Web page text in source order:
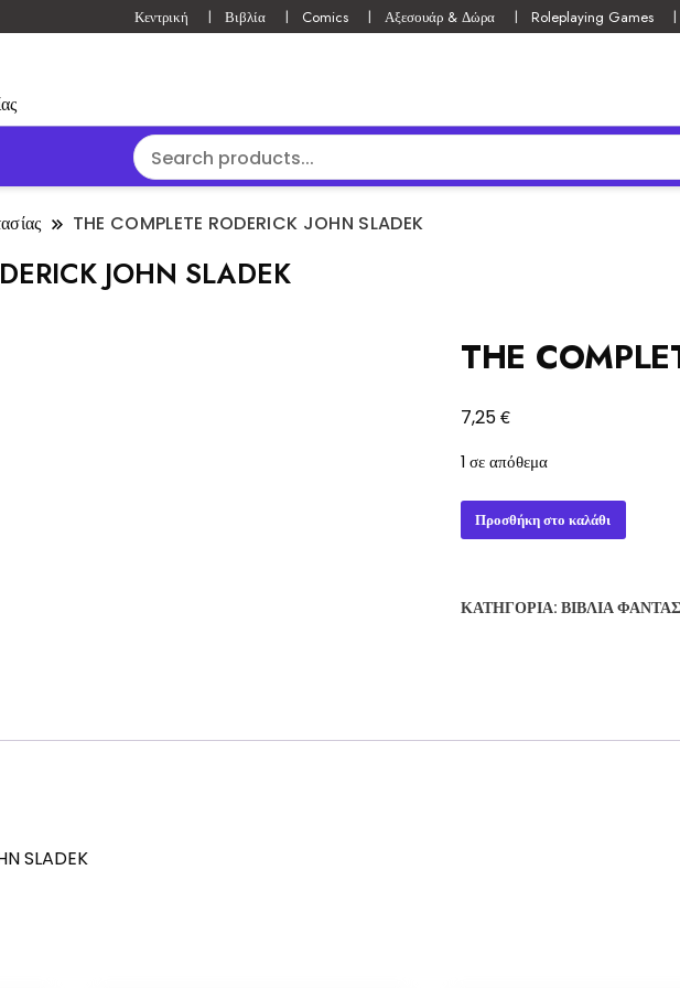
Κεντρική Βιβλία Comics Αξεσουάρ & Δώρα Roleplaying Games
THE COMPLETE RODERICK JOHN SLADEK
JOHN SLADEK
THE
7,25€
1 σε απόθεμα
THE
COMPLETE
SLADEK
Προσθήκη στο καλάθι
ΚΑΤΗΓΟΡΊΑ: ΒΙΒΛΊΑ
SLADEK